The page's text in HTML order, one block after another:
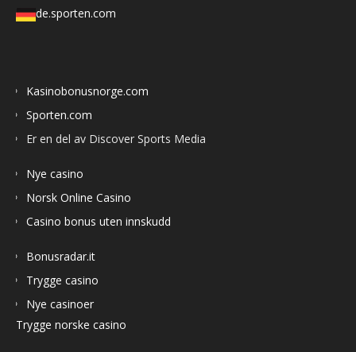
de.sporten.com
Kasinobonusnorge.com
Sporten.com
Er en del av Discover Sports Media
Nye casino
Norsk Online Casino
Casino bonus uten innskudd
Bonusradar.it
Trygge casino
Nye casinoer
Trygge norske casino